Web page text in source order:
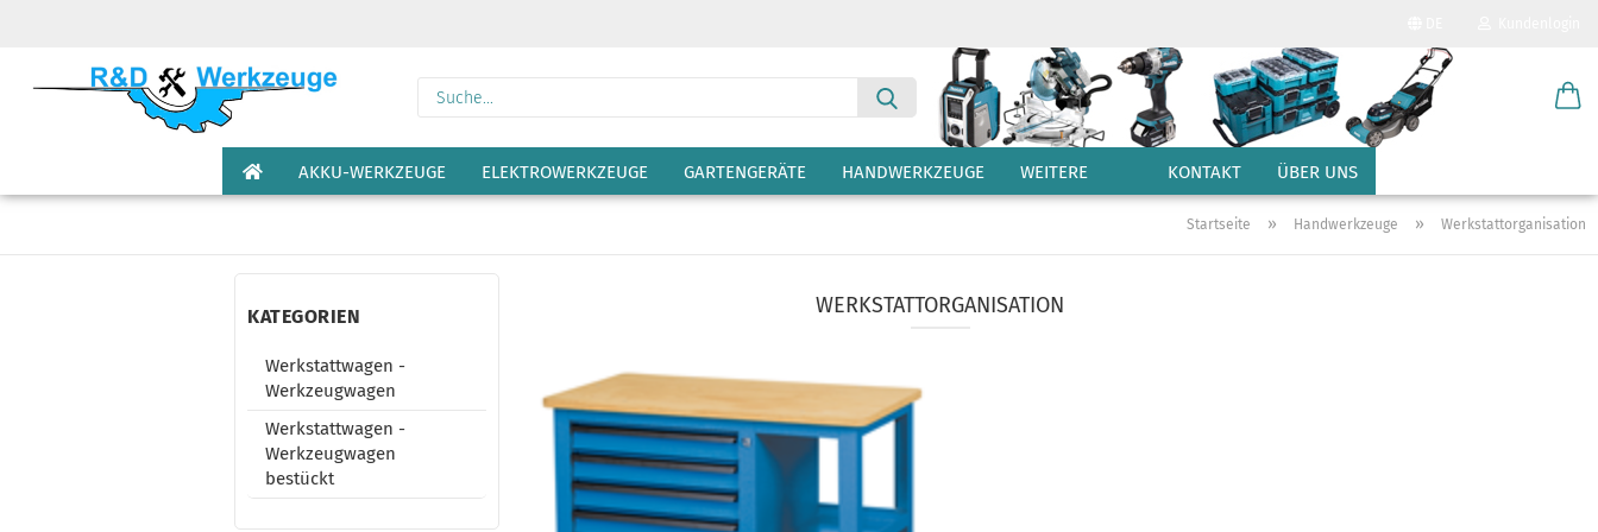
Sprache auswählen
Lieferland
Passwort
Suche...
AKKU-WERKZEUGE ELEKTROWERKZEUGE GARTENGERÄTE HANDWERKZEUGE KONTAKT ÜBER UNS
WEITERE
Startseite » Handwerkzeuge » Werkstattorganisation
WERKSTATTORGANISATION
KATEGORIEN
Werkstattwagen -
Werkzeugwagen
Werkstattwagen -
Werkzeugwagen
bestückt